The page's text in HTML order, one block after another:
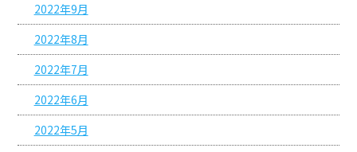
2022年9月
2022年8月
2022年7月
2022年6月
2022年5月